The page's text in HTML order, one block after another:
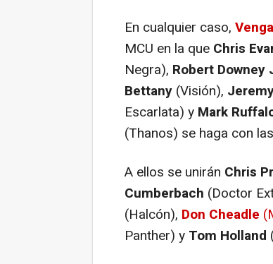
En cualquier caso,
MCU en la que Chris
Negra), Robert Downey
Bettany (Visión),
Escarlata) y Mark
(Thanos) se haga con las
A ellos se unirán Chris
Cumberbach (Doctor
(Halcón), Don Cheadle
Panther) y Tom Holland